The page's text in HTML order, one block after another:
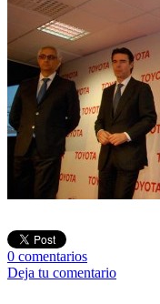
0 comentarios
Deja tu comentario